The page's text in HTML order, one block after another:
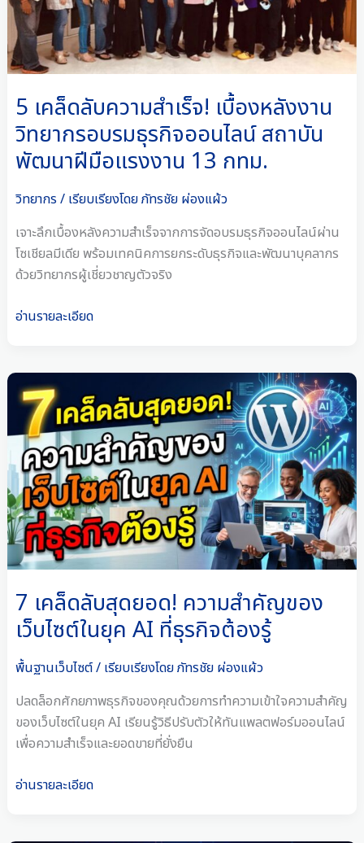
5 เคล็ดลับความสำเร็จ! เบื้องหลังงาน
วิทยากรอบรมธุรกิจออนไลน์ สถาบัน
พัฒนาฝีมือแรงงาน 13 กทม.
วิทยากร / เรียบเรียงโดยภัทรชัย ผ่องแผ้ว
เจาะลึกเบื้องหลังความสำเร็จจากการจัดอบรมธุรกิจออนไลน์ผ่าน
โซเชียลมีเดีย พร้อมเทคนิคการยกระดับธุรกิจและพัฒนาบุคลากร
ด้วยวิทยากรผู้เชี่ยวชาญตัวจริง
หลัง
งาน
วิทยากร
อบรม
ธุรกิจ
ออนไลน์
สถาบัน
พัฒนา
แรงงาน
13
กทม.
อ่านรายละเอียด
7 เคล็ดลับสุดยอด! ความสำคัญของ
เว็บไซต์ในยุค AI ที่ธุรกิจต้องรู้
พื้นฐานเว็บไซต์/ เรียบเรียงโดยภัทรชัย ผ่องแผ้ว
ปลดล็อกศักยภาพธุรกิจของคุณด้วยการทำความเข้าใจความสำคัญ
ของเว็บไซต์ในยุค AI เรียนรู้วิธีปรับตัวให้ทันแพลตฟอร์มออนไลน์
เพื่อความสำเร็จและยอดขายที่ยั่งยืน
เคล็ด
ลับ
สุด
ยอด!
ความ
สำคัญ
ของ
เว็บไซต์
ใน
ยุค
AI
ที่
ธุรกิจ
ต้อง
รู้
อ่านรายละเอียด